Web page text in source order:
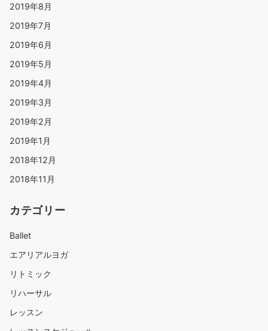
2019年8月
2019年7月
2019年6月
2019年5月
2019年4月
2019年3月
2019年2月
2019年1月
2018年12月
2018年11月
カテゴリー
Ballet
エアリアルヨガ
リトミック
リハーサル
レッスン